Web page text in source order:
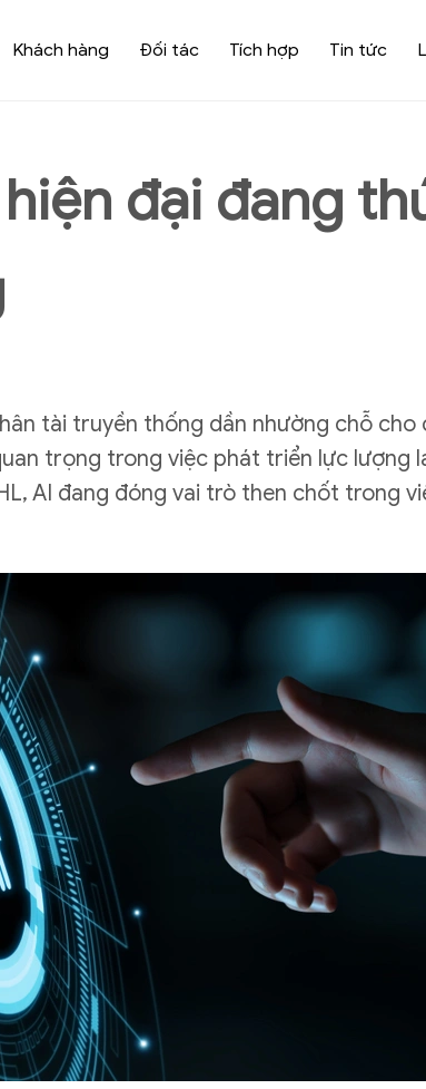
Khách hàng Đối tác Tích hợp Tin tức
đại đang
tài truyền thống dần nhường chỗ
trọng trong việc phát triển lực lượng
AI đang đóng vai trò then chốt trong